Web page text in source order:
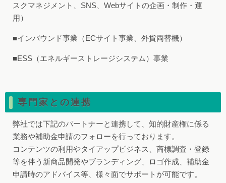
スクマネジメント、SNS、Webサイトの企画・制作・運
用）
■インバウンド事業（ECサイト事業、外貨両替機）
■ESS（エネルギーストレージシステム）事業
専門家との連携
弊社では下記のパートナーと連携して、知的財産権に係る
業務や補助金申請のフォローを行っております。
コンテンツの利用やタイアップビジネス、商標調査・登録
等を伴う新商品開発やブランディング、ロゴ作成、補助金
申請時のアドバイス等、様々面でサポートが可能です。